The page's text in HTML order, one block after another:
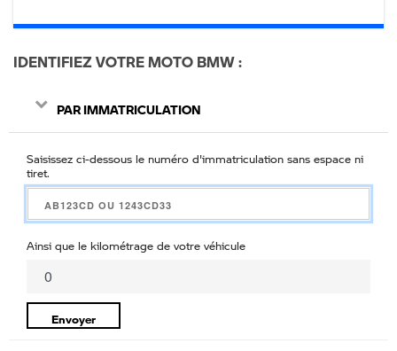
IDENTIFIEZ VOTRE MOTO BMW
PAR IMMATRICULATION
Saisissez ci-dessous le numéro d'immatriculation sans espace ni
tiret.
Ainsi que le kilométrage de votre véhicule
Envoyer